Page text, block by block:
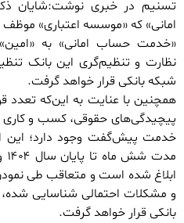
تسنیم در خبری نوشت:شایان
امانی» که «موسسه اعتباری» موظف
«خدمت حساب امانی» به
نظارت و تنظیم‌گری این بانک
شبکه بانکی قرار خواهد گرفت.
همچنین با عنایت به این‌که تعدد
پیچیدگی‌های حقوقی، کسب و کاری و
خدمت پیش‌گفت وجود دارد؛ این
ابلاغ شده است و متعاقب طی
و مشکلات احتمالی شناسایی
بانکی قرار خواهد گرفت.